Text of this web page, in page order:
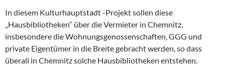
In diesem Kulturhauptstadt -Projekt sollen diese
„Hausbibliotheken“ über die Vermieter in Chemnitz,
insbesondere die Wohnungsgenossenschaften, GGG und
private Eigentümer in die Breite gebracht werden, so dass
überall in Chemnitz solche Hausbibliotheken entstehen.